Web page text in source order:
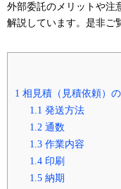
外部委託のメリットや注
解説しています。是非ご
1 相見積（見積依頼）
1.1 発送方法
1.2 通数
1.3 作業内容
1.4 印刷
1.5 納期